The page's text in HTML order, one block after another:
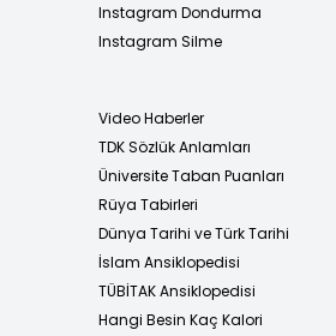
Instagram Dondurma
Instagram Silme
Video Haberler
TDK Sözlük Anlamları
Üniversite Taban Puanları
Rüya Tabirleri
Dünya Tarihi ve Türk Tarihi
İslam Ansiklopedisi
TÜBİTAK Ansiklopedisi
Hangi Besin Kaç Kalori